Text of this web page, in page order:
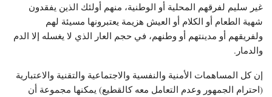
غير سليم لفرقهم المحلية أو الوطنية، منهم أولئك الذين يفقدون
شهية الطعام أو الكلام أو العيش هزيمة يعتبرونها مسيئة لهم
ولفريقهم أو مدينتهم أو وطنهم، في حجم العار الذي لا يغسله إلا الدم
والدمار.
إن كل المساهمات الأمنية والنفسية والاجتماعية والتقنية والاعتبارية
(احترام الجمهور وعدم التعامل معه كالقطيع) يمكنها مجموعة أن